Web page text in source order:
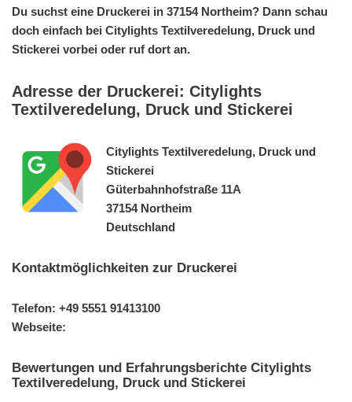
Du suchst eine Druckerei in 37154 Northeim? Dann schau
doch einfach bei Citylights Textilveredelung, Druck und
Stickerei vorbei oder ruf dort an.
Adresse der Druckerei: Citylights
Textilveredelung, Druck und Stickerei
Citylights Textilveredelung, Druck und
Stickerei
Güterbahnhofstraße 11A
37154 Northeim
Deutschland
Kontaktmöglichkeiten zur Druckerei
Telefon: +49 5551 91413100
Webseite:
Bewertungen und Erfahrungsberichte Citylights
Textilveredelung, Druck und Stickerei